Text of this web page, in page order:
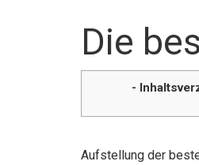
Die
-
Aufstellung der